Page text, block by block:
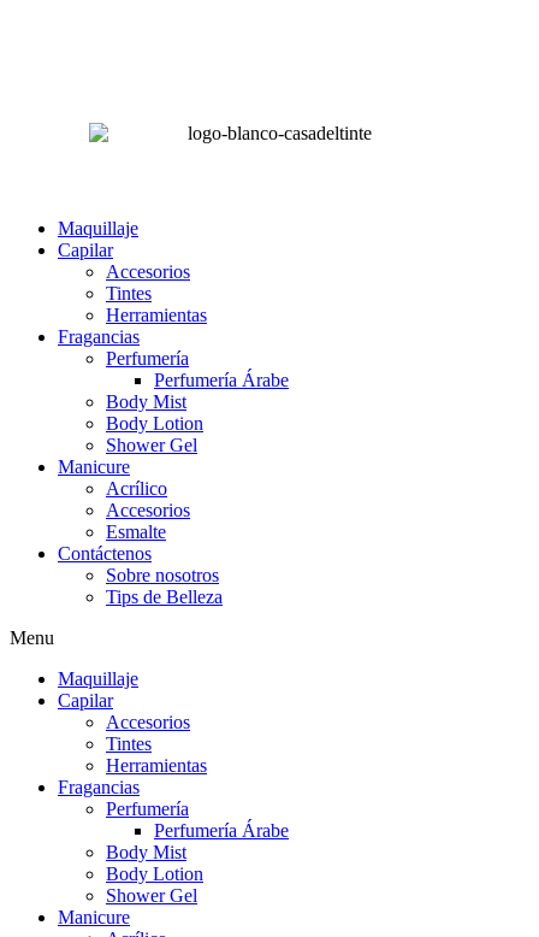
Maquillaje
Capilar
Accesorios
Tintes
Herramientas
Fragancias
Perfumería
Perfumería Árabe
Body Mist
Body Lotion
Shower Gel
Manicure
Acrílico
Accesorios
Esmalte
Contáctenos
Sobre nosotros
Tips de Belleza
Menu
Maquillaje
Capilar
Accesorios
Tintes
Herramientas
Fragancias
Perfumería
Perfumería Árabe
Body Mist
Body Lotion
Shower Gel
Manicure